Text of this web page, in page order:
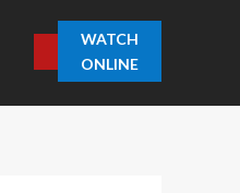
WATCH
ONLINE